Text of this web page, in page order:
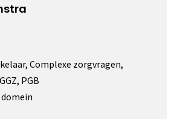
Complexe zorgvragen,
PGB
domein